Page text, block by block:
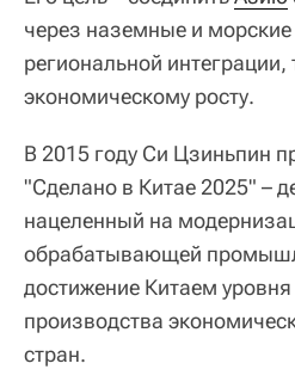
через наземные и морские
региональной интеграции,
экономическому росту.
В 2015 году Си Цзиньпин
"Сделано в Китае 2025" –
нацеленный на
обрабатывающей
достижение Китаем уровня
производства
стран.